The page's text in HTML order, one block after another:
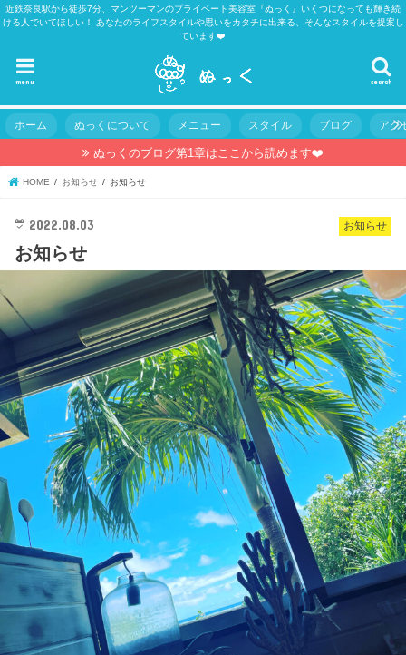
近鉄奈良駅から徒歩7分、マンツーマンのプライベート美容室『ぬっく』いくつになっても輝き続
ける人でいてほしい！ あなたのライフスタイルや思いをカタチに出来る、そんなスタイルを提案し
ています❤️
search
menu
ホーム ぬっくについて メニュー スタイル ブログ アク
ぬっくのブログ第1章はここから読めます❤️
HOME お知らせ お知らせ
お知らせ
2022.08.03
お知らせ